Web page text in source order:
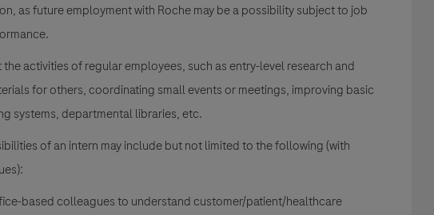
as future employment with Roche may be a possibility subject to job
activities of regular employees, such as entry-level research and
for others, coordinating small events or meetings, improving basic
systems, departmental libraries, etc.
of an intern may include but not limited to the following (with
based colleagues to understand customer/patient/healthcare